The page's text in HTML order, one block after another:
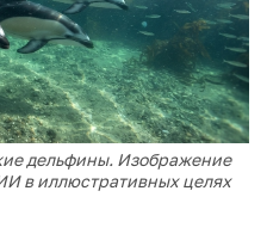
дельфины. Изображение
в иллюстративных целях